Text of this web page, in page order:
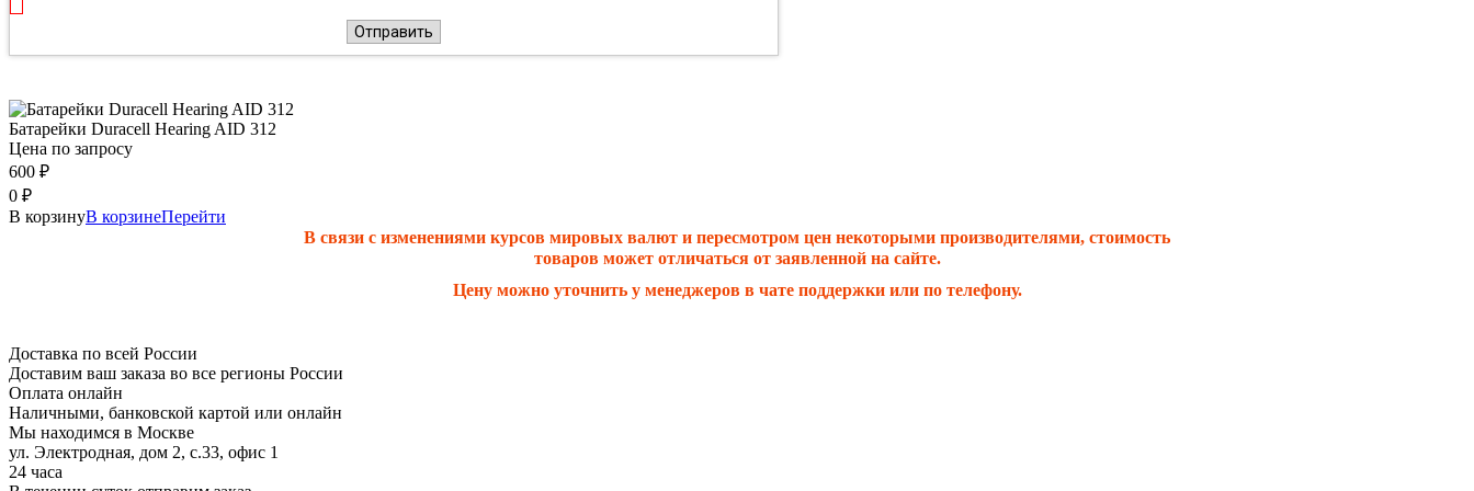
Отправить
Батарейки Duracell Hearing AID 312
Цена по запросу
600 ₽
0 ₽
В корзинуВ корзинеПерейти
В связи с изменениями курсов мировых валют и пересмотром цен некоторыми производителями, стоимость
товаров может отличаться от заявленной на сайте.
Цену можно уточнить у менеджеров в чате поддержки или по телефону.
Доставка по всей России
Доставим ваш заказа во все регионы России
Оплата онлайн
Наличными, банковской картой или онлайн
Мы находимся в Москве
ул. Электродная, дом 2, с.33, офис 1
24 часа